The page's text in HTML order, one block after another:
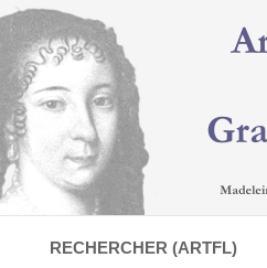
RECHERCHER (ARTFL)